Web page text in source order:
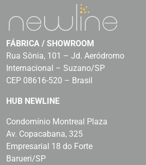
FÁBRICA / SHOWROOM
Rua Sônia, 101 – Jd. Aeródromo
Internacional – Suzano/SP
CEP 08616-520 – Brasil
HUB NEWLINE
Condomínio Montreal Plaza
Av. Copacabana, 325
Empresarial 18 do Forte
Barueri/SP